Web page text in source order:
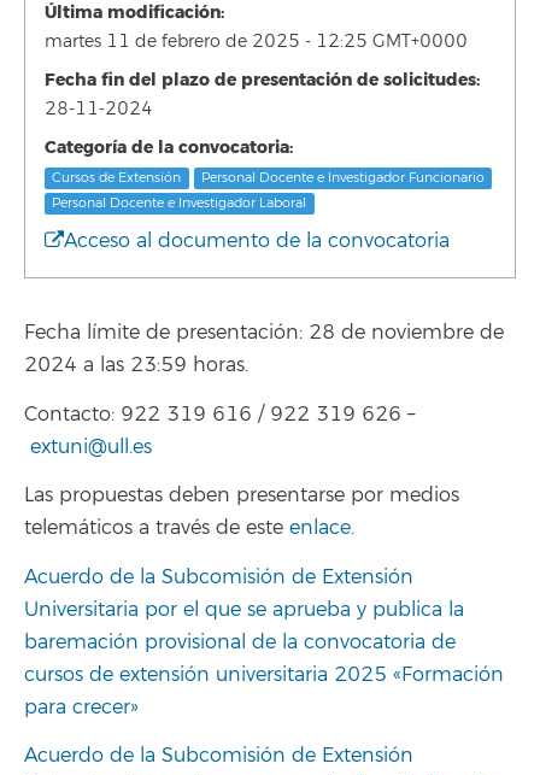
Última modificación:
martes 11 de febrero de 2025 - 12:25 GMT+0000
Fecha fin del plazo de presentación de solicitudes:
28-11-2024
Categoría de la convocatoria:
Cursos de Extensión
Personal Docente e Investigador Funcionario
Personal Docente e Investigador Laboral
Acceso al documento de la convocatoria
Fecha límite de presentación: 28 de noviembre de
2024 a las 23:59 horas.
Contacto: 922 319 616 / 922 319 626 –
extuni@ull.es
Las propuestas deben presentarse por medios
telemáticos a través de este enlace.
Acuerdo de la Subcomisión de Extensión
Universitaria por el que se aprueba y publica la
baremación provisional de la convocatoria de
cursos de extensión universitaria 2025 «Formación
para crecer»
Acuerdo de la Subcomisión de Extensión